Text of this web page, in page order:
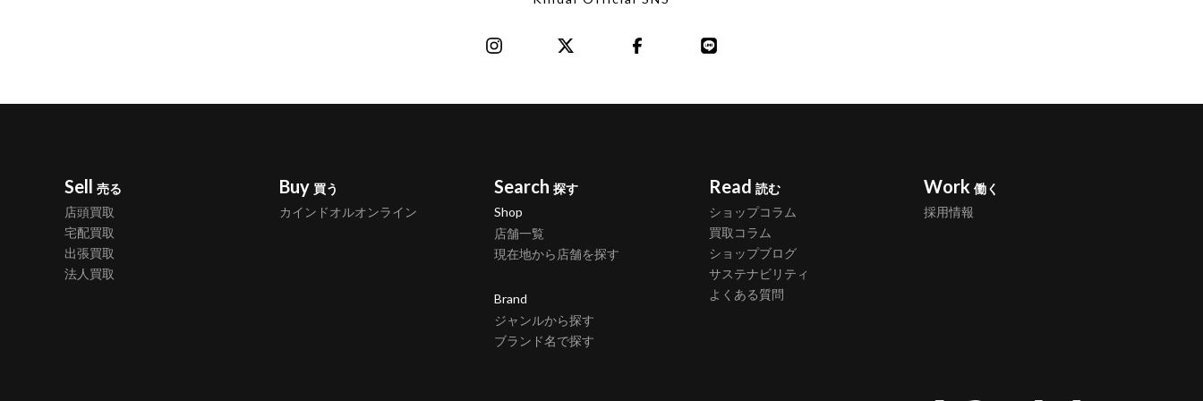
Sell 売る
店頭買取
宅配買取
出張買取
法人買取
Buy 買う
カインドオルオンライン
Search 探す
Shop
店舗一覧
現在地から店舗を探す
Brand
ジャンルから探す
ブランド名で探す
Read 読む
ショップコラム
買取コラム
ショップブログ
サステナビリティ
よくある質問
Work 働く
採用情報